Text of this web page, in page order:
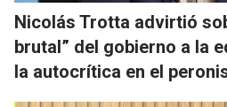
Nicolás Trotta advirtió
brutal” del gobierno a la
la autocrítica en el